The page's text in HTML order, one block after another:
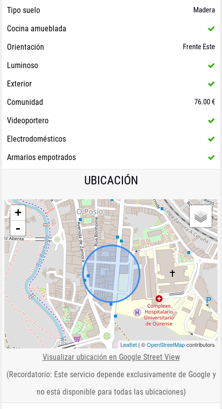
Tipo suelo Madera
Cocina amueblada
Orientación
Frente Este
Luminoso
Exterior
Comunidad
76.00 €
Videoportero
Electrodomésticos
Armarios empotrados
UBICACIÓN
+
-
Leaflet | ©OpenStreetMapcontributors
Visualizar ubicación en Google Street View
(Recordatorio: Este servicio depende exclusivamente de Google y
no está disponible para todas las ubicaciones)